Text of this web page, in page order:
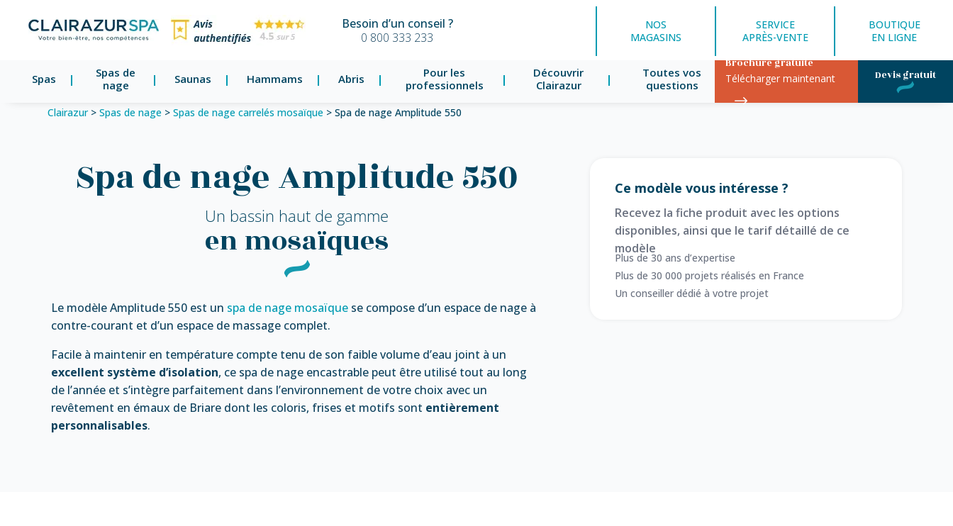
Besoin d’un conseil ?
0 800 333 233
NOS
MAGASINS
SERVICE
APRÈS-VENTE
BOUTIQUE
EN LIGNE
Spas
Spas de
nage
Saunas Hammams Abris
Pour les
professionnels
Découvrir
Clairazur
Toutes vos
questions
Brochure gratuite
Télécharger maintenant Devis gratuit
Clairazur>Spas de nage >Spas de nage carrelés mosaïque >Spa de nage Amplitude 550
Spa de nage Amplitude 550
Un bassin haut de gamme
en mosaïques
Le modèle Amplitude 550 est un spa de nage mosaïque se compose d’un espace de nage à
contre-courant et d’un espace de massage complet.
Facile à maintenir en température compte tenu de son faible volume d’eau joint à un
excellent système d’isolation, ce spa de nage encastrable peut être utilisé tout au long
de l’année et s’intègre parfaitement dans l’environnement de votre choix avec un
revêtement en émaux de Briare dont les coloris, frises et motifs sont entièrement
personnalisables.
Ce modèle vous intéresse ?
Recevez la fiche produit avec les options
disponibles, ainsi que le tarif détaillé de ce
modèle
Plus de 30 ans d’expertise
Plus de 30 000 projets réalisés en France
Un conseiller dédié à votre projet